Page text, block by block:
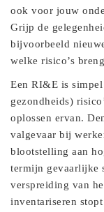
ook voor jouw
Grijp de
bijvoorbeeld
welke risico’s
Een RI&E is
gezondheids)
oplossen ervan.
valgevaar bij
blootstelling aan
termijn gevaarlijke
verspreiding van
inventariseren